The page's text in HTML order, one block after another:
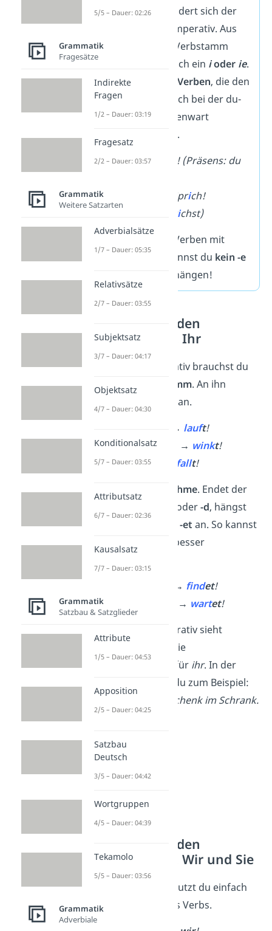
Manchmal verändert sich der
beim du-Imperativ. Aus
dem Vokal
im Verbstamm
wird dann plötzlich ein ioder ie.
Das passiert bei Verben, die den
Vokalwechsel auch bei der du-
Form in der Gegenwart
(Präsens) haben.
👁️sehen → S
h! (Präsens: du
🗣️
chen → Sprich!
ichst)
An die Verben mit
Vokalwechsel kannst du kein -e
im Imperativ anhängen!
So bildest du den
Imperativ mit Ihr
Für den ihr-Imperativ brauchst du
auch den
Verbstamm. An ihn
dran.
laufen → lauf- → lauft!
👋winken → wink- → winkt!
🍂fallen → fall- → fallt!
Ausnahme. Endet der
oder-d, hängst
-et an. So kannst
du den Imperativ besser
– → findet!
⏳warten → war – → wartet!
Der ihr-Imperativ sieht
genauso aus wie die
Gegenwartsform
für ihr. In der
Gegenwart sagst du zum Beispiel:
Ihr findet das Geschenk im Schrank.
So bildest du den
Imperativ mit Wir und Sie
Für die Wir-Form nutzt du einfach
die Grundform des Verbs.
5/5 – Dauer: 02:26
Grammatik
Fragesätze
Indirekte
Fragen
1/2 – Dauer: 03:19
Fragesatz
2/2 – Dauer: 03:57
Grammatik
Weitere Satzarten
Adverbialsätze
1/7 – Dauer: 05:35
Relativsätze
2/7 – Dauer: 03:55
Subjektsatz
3/7 – Dauer: 04:17
Objektsatz
4/7 – Dauer: 04:30
Konditionalsatz
5/7 – Dauer: 03:55
Attributsatz
6/7 – Dauer: 02:36
Kausalsatz
7/7 – Dauer: 03:15
Grammatik
Satzbau & Satzglieder
Attribute
1/5 – Dauer: 04:53
Apposition
2/5 – Dauer: 04:25
Satzbau
Deutsch
3/5 – Dauer: 04:42
Wortgruppen
4/5 – Dauer: 04:39
Tekamolo
5/5 – Dauer: 03:56
Grammatik
Adverbiale